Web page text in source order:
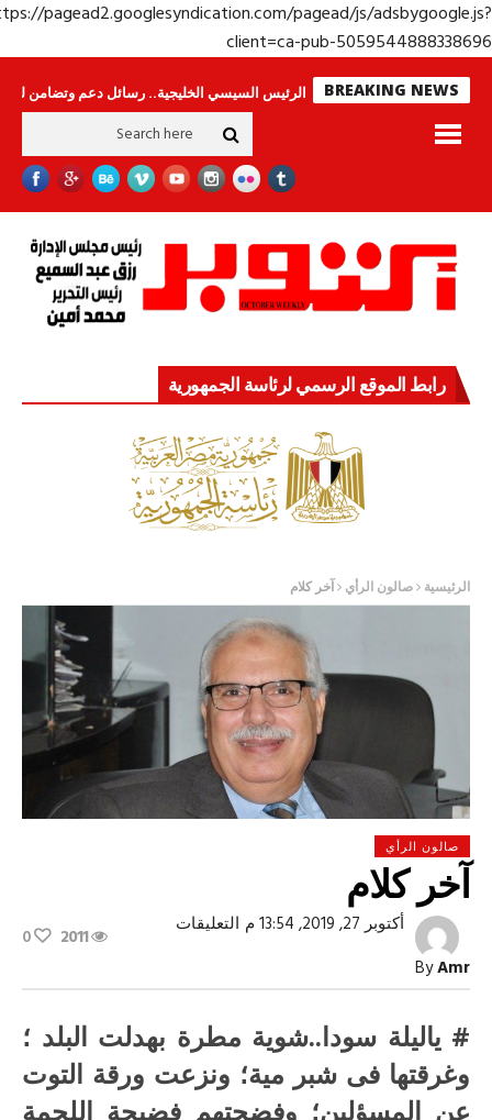
https://pagead2.googlesyndication.com/pagead/js/
client=ca-pub-
BREAKING NEWS
ينامون جولة الرئيس السيسي الخليجية.. رسائل دعم وتضامن للأشقاء
رابط الموقع الرسمي لرئاسة الجمهورية
الرئيسية صالون الرأي آخر كلام
صالون الرأي
آخر كلام
ByAmr
أكتوبر 27, 2019, 13:54 م التعليقاتعلى
2011
0
# ياليلة سودا..شوية مطرة بهدلت البلد ؛
وغرقتها فى شبر مية؛ ونزعت ورقة التوت
عن المسؤلين؛ وفضحتهم فضيحة اللحمة